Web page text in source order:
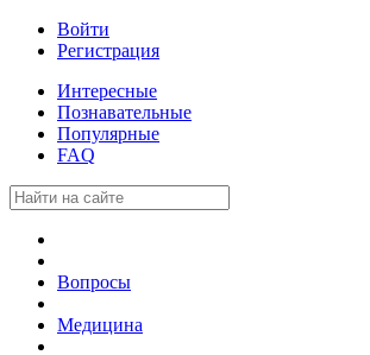
Войти
Регистрация
Интересные
Познавательные
Популярные
FAQ
Вопросы
Медицина